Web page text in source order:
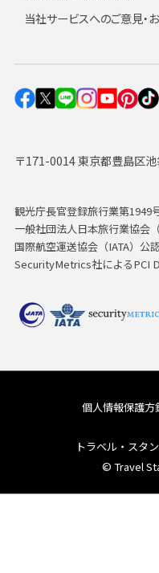
〒171-0014 東京都豊島区
観光庁長官登録旅行業第1949
一般社団法人日本旅行業協会
国際航空運送協会（IATA）公
SecurityMetrics社によるPCI
当社サービスへのご意見・
個人情報保護方
トラベル・スタ
© Travel